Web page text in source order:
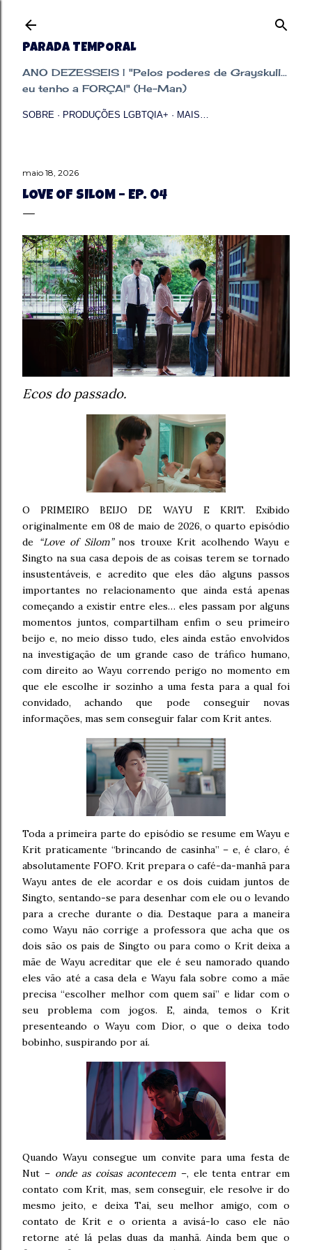
PARADA TEMPORAL
ANO DEZESSEIS | "Pelos poderes de Grayskull...
eu tenho a FORÇA!" (He-Man)
SOBRE PRODUÇÕES LGBTQIA+ MAIS…
maio 18, 2026
LOVE OF SILOM – EP. 04
Ecos do passado.
O PRIMEIRO BEIJO DE WAYU E KRIT. Exibido
originalmente em 08 de maio de 2026, o quarto episódio
de “Love of Silom”nos trouxe Krit acolhendo Wayu e
Singto na sua casa depois de as coisas terem se tornado
insustentáveis, e acredito que eles dão alguns passos
importantes no relacionamento que ainda está apenas
começando a existir entre eles… eles passam por alguns
momentos juntos, compartilham enfim o seu primeiro
beijo e, no meio disso tudo, eles ainda estão envolvidos
na investigação de um grande caso de tráfico humano,
com direito ao Wayu correndo perigo no momento em
que ele escolhe ir sozinho a uma festa para a qual foi
convidado, achando que pode conseguir novas
informações, mas sem conseguir falar com Krit antes.
Toda a primeira parte do episódio se resume em Wayu e
Krit praticamente “brincando de casinha” – e, é claro, é
absolutamente FOFO. Krit prepara o café-da-manhã para
Wayu antes de ele acordar e os dois cuidam juntos de
Singto, sentando-se para desenhar com ele ou o levando
para a creche durante o dia. Destaque para a maneira
como Wayu não corrige a professora que acha que os
dois são os pais de Singto ou para como o Krit deixa a
mãe de Wayu acreditar que ele é seu namorado quando
eles vão até a casa dela e Wayu fala sobre como a mãe
precisa “escolher melhor com quem sai” e lidar com o
seu problema com jogos. E, ainda, temos o Krit
presenteando o Wayu com Dior, o que o deixa todo
bobinho, suspirando por aí.
Quando Wayu consegue um convite para uma festa de
Nut – onde as coisas acontecem –, ele tenta entrar em
contato com Krit, mas, sem conseguir, ele resolve ir do
mesmo jeito, e deixa Tai, seu melhor amigo, com o
contato de Krit e o orienta a avisá-lo caso ele não
retorne até lá pelas duas da manhã. Ainda bem que o